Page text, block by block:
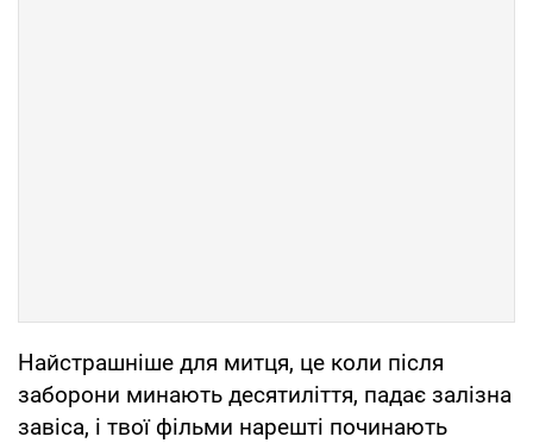
Найстрашніше для митця, це коли після
заборони минають десятиліття, падає залізна
завіса, і твої фільми нарешті починають